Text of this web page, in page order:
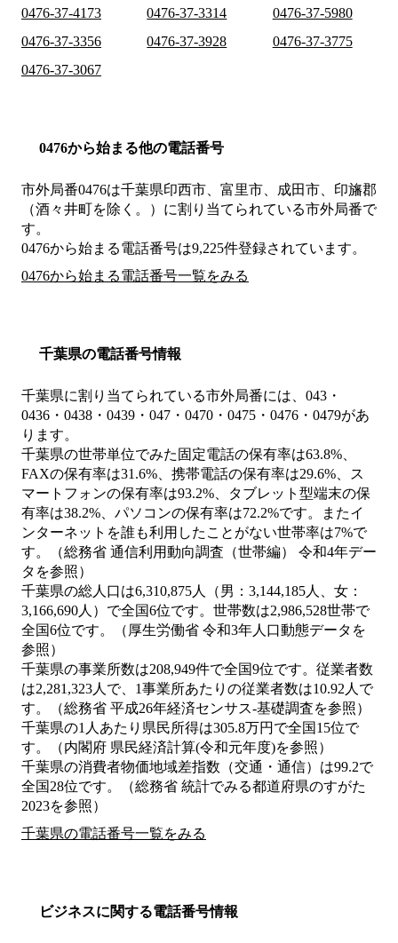
0476-37-4173
0476-37-3314
0476-37-5980
0476-37-3356
0476-37-3928
0476-37-3775
0476-37-3067
0476から始まる他の電話番号
市外局番0476は千葉県印西市、富里市、成田市、印旛郡
（酒々井町を除く。） に割り当てられている市外局番で
す。
0476から始まる電話番号は9,225件登録されています。
0476から始まる電話番号一覧をみる
千葉県の電話番号情報
千葉県に割り当てられている市外局番には、043・
0436・0438・0439・047・0470・0475・0476・0479があ
ります。
千葉県の世帯単位でみた固定電話の保有率は63.8%、
FAXの保有率は31.6%、携帯電話の保有率は29.6%、ス
マートフォンの保有率は93.2%、タブレット型端末の保
有率は38.2%、パソコンの保有率は72.2%です。またイ
ンターネットを誰も利用したことがない世帯率は7%で
す。（総務省 通信利用動向調査（世帯編） 令和4年デー
タを参照）
千葉県の総人口は6,310,875人（男：3,144,185人、女：
3,166,690人）で全国6位です。世帯数は2,986,528世帯で
全国6位です。（厚生労働省 令和3年人口動態データを
参照）
千葉県の事業所数は208,949件で全国9位です。従業者数
は2,281,323人で、1事業所あたりの従業者数は10.92人で
す。（総務省 平成26年経済センサス‐基礎調査を参照）
千葉県の1人あたり県民所得は305.8万円で全国15位で
す。（内閣府 県民経済計算(令和元年度)を参照）
千葉県の消費者物価地域差指数（交通・通信）は99.2で
全国28位です。（総務省 統計でみる都道府県のすがた
2023を参照）
千葉県の電話番号一覧をみる
ビジネスに関する電話番号情報